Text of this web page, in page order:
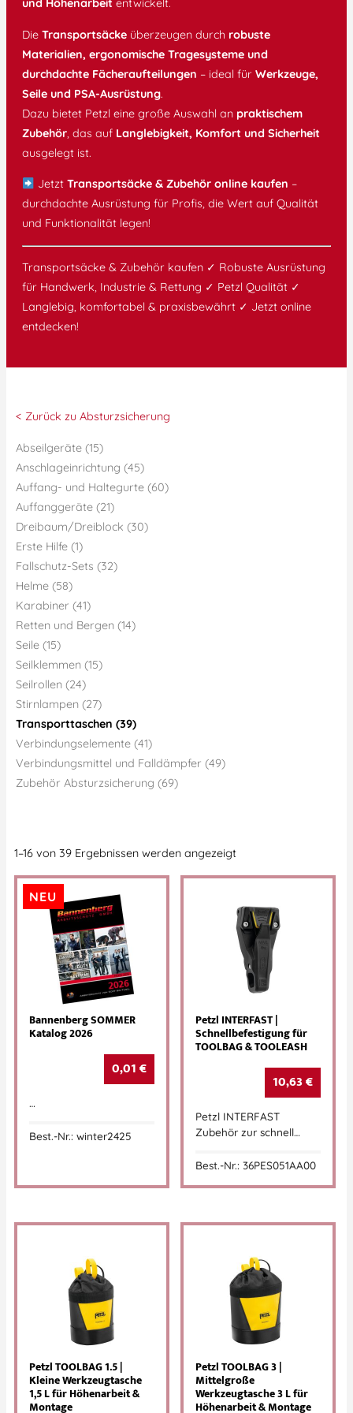
und Höhenarbeit entwickelt.
Die Transportsäcke überzeugen durch robuste
Materialien, ergonomische Tragesysteme und
durchdachte Fächeraufteilungen – ideal für Werkzeuge,
Seile und PSA-Ausrüstung.
Dazu bietet Petzl eine große Auswahl an praktischem
Zubehör, das auf Langlebigkeit, Komfort und Sicherheit
ausgelegt ist.
JetztTransportsäcke & Zubehör online kaufen –
durchdachte Ausrüstung für Profis, die Wert auf Qualität
und Funktionalität legen!
Transportsäcke & Zubehör kaufen ✓ Robuste Ausrüstung
für Handwerk, Industrie & Rettung ✓ Petzl Qualität ✓
Langlebig, komfortabel & praxisbewährt ✓ Jetzt online
entdecken!
< Zurück zu Absturzsicherung
Abseilgeräte (15)
Anschlageinrichtung (45)
Auffang- und Haltegurte (60)
Auffanggeräte (21)
Dreibaum/Dreiblock (30)
Erste Hilfe (1)
Fallschutz-Sets (32)
Helme (58)
Karabiner (41)
Retten und Bergen (14)
Seile (15)
Seilklemmen (15)
Seilrollen (24)
Stirnlampen (27)
Transporttaschen (39)
Verbindungselemente (41)
Verbindungsmittel und Falldämpfer (49)
Zubehör Absturzsicherung (69)
1–16 von 39 Ergebnissen werden angezeigt
NEU
Bannenberg SOMMER
Katalog 2026
0,01€
…
Best.-Nr.: winter2425
Petzl INTERFAST |
Schnellbefestigung für
TOOLBAG & TOOLEASH
10,63€
Petzl INTERFAST
Zubehör zur schnell…
Best.-Nr.: 36PES051AA00
Petzl TOOLBAG 1.5 |
Kleine Werkzeugtasche
1,5 L für Höhenarbeit &
Montage
Petzl TOOLBAG 3 |
Mittelgroße
Werkzeugtasche 3 L für
Höhenarbeit & Montage